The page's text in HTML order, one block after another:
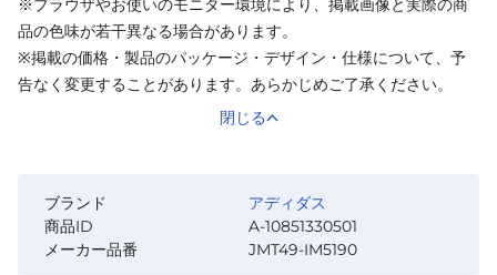
※ブラウザやお使いのモニター環境により、掲載画像と実際の商
品の色味が若干異なる場合があります。
※掲載の価格・製品のパッケージ・デザイン・仕様について、予
告なく変更することがあります。あらかじめご了承ください。
閉じる
ブランド
アディダス
商品ID
A-10851330501
メーカー品番
JMT49-IM5190